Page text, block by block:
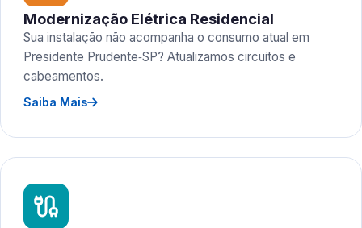
Modernização Elétrica Residencial
Sua instalação não acompanha o consumo atual em
Presidente Prudente‑SP? Atualizamos circuitos e
cabeamentos.
Saiba Mais